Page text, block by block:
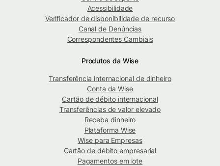
Acessibilidade
Verificador de disponibilidade de recurso
Canal de Denúncias
Correspondentes Cambiais
Produtos da Wise
Transferência internacional de dinheiro
Conta da Wise
Cartão de débito internacional
Transferências de valor elevado
Receba dinheiro
Plataforma Wise
Wise para Empresas
Cartão de débito empresarial
Pagamentos em lote